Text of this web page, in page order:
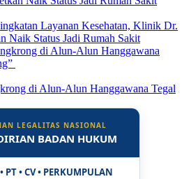
Layanan Kesehatan, Klinik Dr.
Naik Status Jadi Rumah Sakit
di Alun-Alun Hanggawana Tegal
LEGALITAS NASIONAL
BADAN HUKUM
PT • CV • PERKUMPULAN